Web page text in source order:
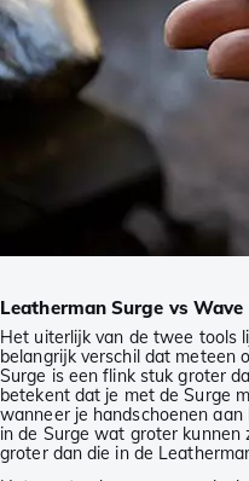
Leatherman Surge vs
Het uiterlijk van de twee tools
belangrijk verschil dat meteen
Surge is een flink stuk groter
betekent dat je met de Surge
wanneer je handschoenen
in de Surge wat groter kunnen
groter dan die in de